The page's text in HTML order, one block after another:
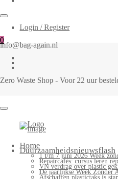
Login / Register
0
info@bag-again.nl
Zero Waste Shop - Voor 22 uur
again
Primary
Menu Home
Duurzaamheidsnieuwsflash
1 t/m 7 juni 2026 Week
Repaircafés: cursus leren
VN verdrag over plastic
De jaarlijkse Week Zonder
Afschaffen plastictaks is